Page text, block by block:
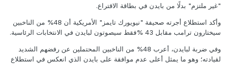
"غير ملتزم" بدلًا من بايدن في بطاقة الاقتراع.
وأكد استطلاع أجرته صحيفة "نيويورك تايمز" الأمريكية أن 48% من الناخبين
سيختارون ترامب مقابل 43 %فقط سيصوتون لبايدن في الانتخابات الرئاسية.
وفي ضربة لبايدن، أعرب 48% من الناخبين المحتملين عن رفضهم الشديد
لقيادته؛ وهو ما يمثل أعلى عدم موافقة على بايدن الذي انعكس في استطلاع